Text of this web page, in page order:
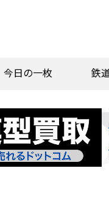
今日の一枚 鉄